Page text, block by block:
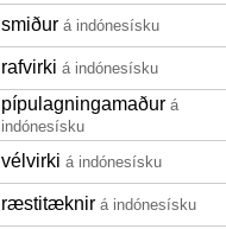
smiður á indónesísku
rafvirki á indónesísku
pípulagningamaður á
indónesísku
vélvirki á indónesísku
ræstitæknir á indónesísku